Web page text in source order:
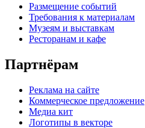
Размещение событий
Требования к материалам
Музеям и выставкам
Ресторанам и кафе
Партнёрам
Реклама на сайте
Коммерческое предложение
Медиа кит
Логотипы в векторе